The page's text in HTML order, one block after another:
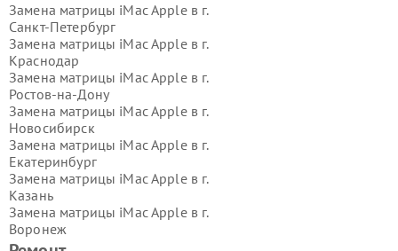
Замена матрицы iMac Apple в г.
Санкт-Петербург
Замена матрицы iMac Apple в г.
Краснодар
Замена матрицы iMac Apple в г.
Ростов-на-Дону
Замена матрицы iMac Apple в г.
Новосибирск
Замена матрицы iMac Apple в г.
Екатеринбург
Замена матрицы iMac Apple в г.
Казань
Замена матрицы iMac Apple в г.
Воронеж
Замена матрицы iMac Apple в г.